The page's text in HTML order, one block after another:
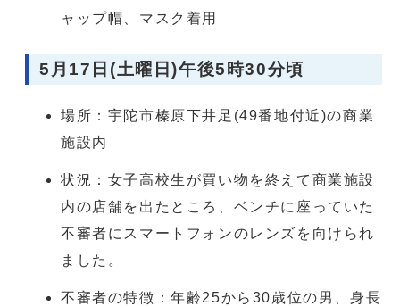
ャップ帽、マスク着用
5月17日(土曜日)午後5時30分頃
場所：宇陀市榛原下井足(49番地付近)の商業
施設内
状況：女子高校生が買い物を終えて商業施設
内の店舗を出たところ、ベンチに座っていた
不審者にスマートフォンのレンズを向けられ
ました。
不審者の特徴：年齢25から30歳位の男、身長